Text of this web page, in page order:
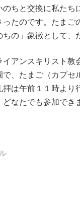
のちと交換に私た
たのです。たまご
ちの」象徴として
アンスキリスト教
で、たまご（カプセ
拝は午前１１時より
どなたでも参加でき